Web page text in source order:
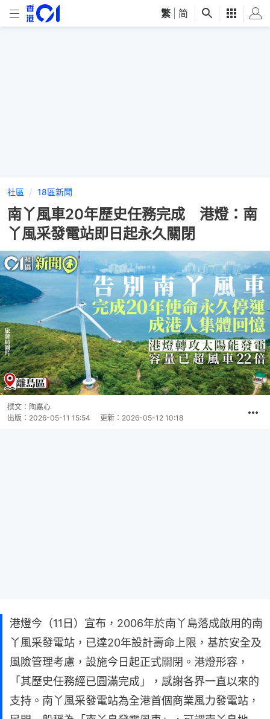
繁 简
社區 18區新聞
南丫風車20年歷史任務完成 港燈：南
丫風采發電站即日起永久關閉
撰文： 陶嘉心
出版： 2026-05-11 15:54 更新： 2026-05-12 10:18
港燈今（11日）宣布，2006年於南丫島落成啟用的南
丫風采發電站，已達20年設計壽命上限，基於安全及
風險管理考慮，設施今日起正式關閉。港燈形容，
「其歷史任務經已圓滿完成」，感謝各界一直以來的
支持。南丫風采發電站為全港首個商業風力發電站，